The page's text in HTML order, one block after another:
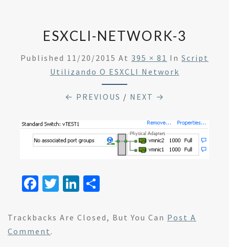
ESXCLI-NETWORK-3
Published 11/20/2015 At 395 × 81 In Script
Utilizando O ESXCLI Network
← PREVIOUS / NEXT →
Fa
b
o
T
tt
Li
ke ar
Trackbacks Are Closed, But You Can Post A
Comment .